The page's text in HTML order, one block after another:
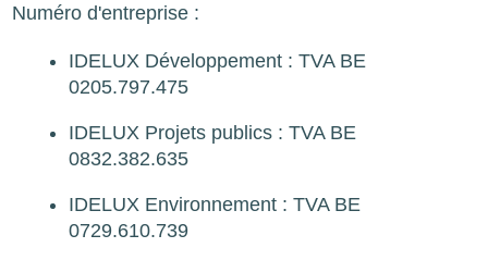
Numéro d'entreprise :
IDELUX Développement : TVA BE
0205.797.475
IDELUX Projets publics : TVA BE
0832.382.635
IDELUX Environnement : TVA BE
0729.610.739